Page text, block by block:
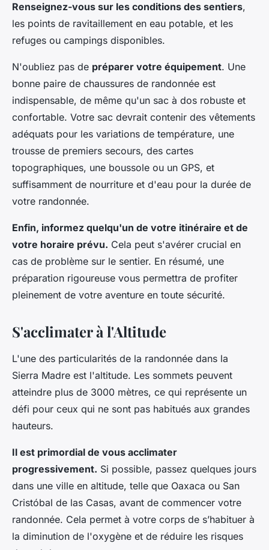
Renseignez-vous sur les conditions des sentiers,
les points de ravitaillement en eau potable, et les
refuges ou campings disponibles.
N'oubliez pas de préparer votre équipement. Une
bonne paire de chaussures de randonnée est
indispensable, de même qu'un sac à dos robuste et
confortable. Votre sac devrait contenir des vêtements
adéquats pour les variations de température, une
trousse de premiers secours, des cartes
topographiques, une boussole ou un GPS, et
suffisamment de nourriture et d'eau pour la durée de
votre randonnée.
Enfin, informez quelqu'un de votre itinéraire et de
votre horaire prévu. Cela peut s'avérer crucial en
cas de problème sur le sentier. En résumé, une
préparation rigoureuse vous permettra de profiter
pleinement de votre aventure en toute sécurité.
S'acclimater à l'Altitude
L'une des particularités de la randonnée dans la
Sierra Madre est l'altitude. Les sommets peuvent
atteindre plus de 3000 mètres, ce qui représente un
défi pour ceux qui ne sont pas habitués aux grandes
hauteurs.
Il est primordial de vous acclimater
progressivement. Si possible, passez quelques jours
dans une ville en altitude, telle que Oaxaca ou San
Cristóbal de las Casas, avant de commencer votre
randonnée. Cela permet à votre corps de s’habituer à
la diminution de l'oxygène et de réduire les risques